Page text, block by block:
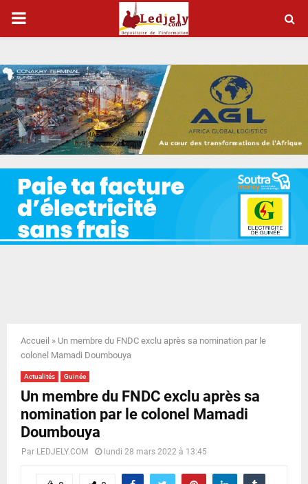
P
I
M
A
R
Y
N
U
Accueil » Un membre du FNDC exclu après sa nomination par le
colonel Mamadi Doumbouya
Actualités Guinée
Un membre du FNDC exclu après sa
nomination par le colonel Mamadi
Doumbouya
Par LEDJELY.COM lundi 28 mars 2022 à 13:45